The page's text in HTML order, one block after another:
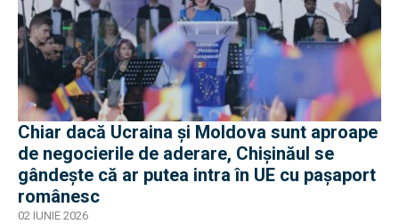
Chiar dacă Ucraina și Moldova sunt aproape
de negocierile de aderare, Chișinăul se
gândește că ar putea intra în UE cu pașaport
românesc
02 IUNIE 2026